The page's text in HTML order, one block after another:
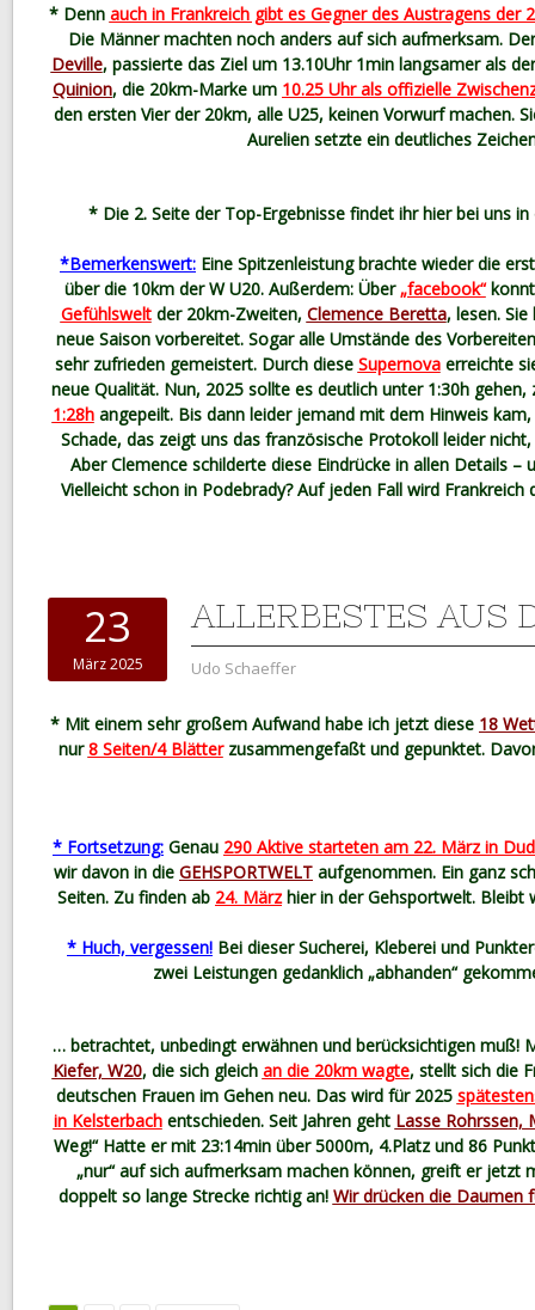
* Denn auch in Frankreich gibt es Gegner des Austragens der
Die Männer machten noch anders auf sich aufmerksam.
Deville, passierte das Ziel um 13.10Uhr 1min langsamer als
Quinion, die 20km-Marke um 10.25 Uhr als offizielle
den ersten Vier der 20km, alle U25, keinen Vorwurf machen.
Aurelien setzte ein deutliches
* Die 2. Seite der Top-Ergebnisse findet ihr hier bei uns
*Bemerkenswert: Eine Spitzenleistung brachte wieder die
über die 10km der W U20. Außerdem: Über „facebook“
Gefühlsweltder 20km-Zweiten, Clemence Beretta, lesen.
neue Saison vorbereitet. Sogar alle Umstände des
sehr zufrieden gemeistert. Durch diese Supernovaerreichte
neue Qualität. Nun, 2025 sollte es deutlich unter 1:30h
1:28hangepeilt. Bis dann leider jemand mit dem Hinweis kam,
Schade, das zeigt uns das französische Protokoll leider
Aber Clemence schilderte diese Eindrücke in allen Details –
Vielleicht schon in Podebrady? Auf jeden Fall wird
23
März 2025
ALLERBESTES AUS
Udo Schaeffer
* Mit einem sehr großem Aufwand habe ich jetzt diese 18
nur8 Seiten/4 Blätterzusammengefaßt und gepunktet.
* Fortsetzung: Genau 290 Aktive starteten am 22. März in
wir davon in die GEHSPORTWELT aufgenommen. Ein ganz
Seiten. Zu finden ab 24. März hier in der Gehsportwelt. Bleibt
* Huch, vergessen! Bei dieser Sucherei, Kleberei und
zwei Leistungen gedanklich „abhanden“
… betrachtet, unbedingt erwähnen und berücksichtigen muß!
Kiefer, W20, die sich gleich an die 20km wagte, stellt sich die
deutschen Frauen im Gehen neu. Das wird für 2025
in Kelsterbachentschieden. Seit Jahren geht Lasse Rohrssen,
Weg!“ Hatte er mit 23:14min über 5000m, 4.Platz und 86
„nur“ auf sich aufmerksam machen können, greift er jetzt
doppelt so lange Strecke richtig an! Wir drücken die Daumen